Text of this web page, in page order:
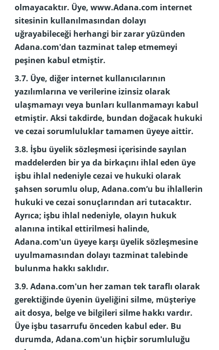
olmayacaktır. Üye, www.Adana.com internet
sitesinin kullanılmasından dolayı
uğrayabileceği herhangi bir zarar yüzünden
Adana.com'dan tazminat talep etmemeyi
peşinen kabul etmiştir.
3.7. Üye, diğer internet kullanıcılarının
yazılımlarına ve verilerine izinsiz olarak
ulaşmamayı veya bunları kullanmamayı kabul
etmiştir. Aksi takdirde, bundan doğacak hukuki
ve cezai sorumluluklar tamamen üyeye aittir.
3.8. İşbu üyelik sözleşmesi içerisinde sayılan
maddelerden bir ya da birkaçını ihlal eden üye
işbu ihlal nedeniyle cezai ve hukuki olarak
şahsen sorumlu olup, Adana.com’u bu ihlallerin
hukuki ve cezai sonuçlarından ari tutacaktır.
Ayrıca; işbu ihlal nedeniyle, olayın hukuk
alanına intikal ettirilmesi halinde,
Adana.com'un üyeye karşı üyelik sözleşmesine
uyulmamasından dolayı tazminat talebinde
bulunma hakkı saklıdır.
3.9. Adana.com'un her zaman tek taraflı olarak
gerektiğinde üyenin üyeliğini silme, müşteriye
ait dosya, belge ve bilgileri silme hakkı vardır.
Üye işbu tasarrufu önceden kabul eder. Bu
durumda, Adana.com'un hiçbir sorumluluğu